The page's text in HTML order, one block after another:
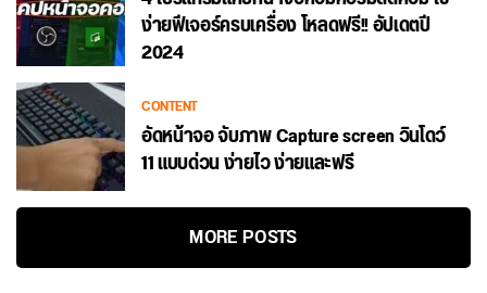
ง่ายฟีเจอร์ครบเครื่อง โหลดฟรี!! อัปเดตปี
2024
CONTENT
อัดหน้าจอ จับภาพ Capture screen วินโดว์
11 แบบด่วน ง่ายไว ง่ายและฟรี
MORE POSTS